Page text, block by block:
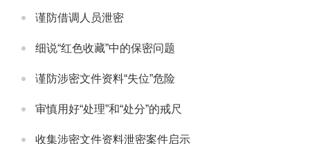
谨防借调人员泄密
细说“红色收藏”中的保密问题
谨防涉密文件资料“失位”危险
审慎用好“处理”和“处分”的戒尺
收集涉密文件资料泄密案件启示